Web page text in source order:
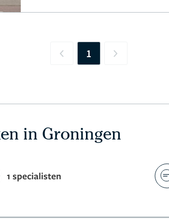
Previous
1 Next
in Groningen
1 specialisten